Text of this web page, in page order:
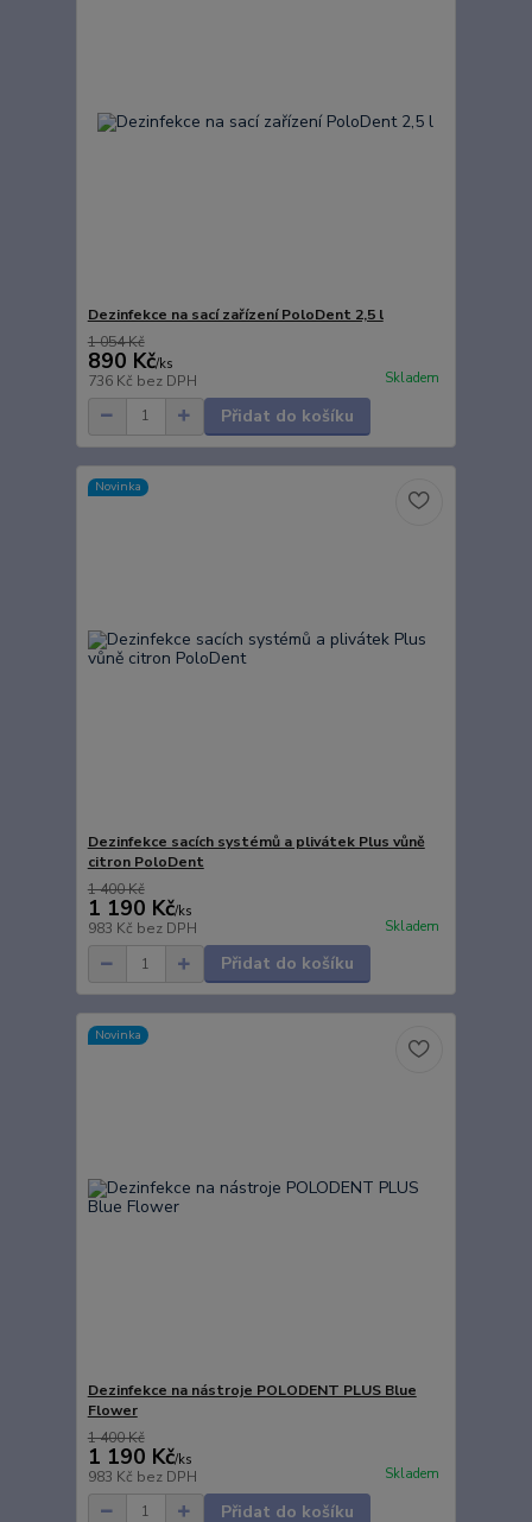
Dezinfekce na sací zařízení PoloDent 2,5 l
1 054 Kč
890 Kč/ks
736 Kč bez DPH Skladem
Přidat do košíku
Novinka
Dezinfekce sacích systémů a plivátek Plus vůně
citron PoloDent
1 400 Kč
1 190 Kč/ks
983 Kč bez DPH Skladem
Přidat do košíku
Novinka
Dezinfekce na nástroje POLODENT PLUS Blue
Flower
1 400 Kč
1 190 Kč/ks
983 Kč bez DPH Skladem
Přidat do košíku